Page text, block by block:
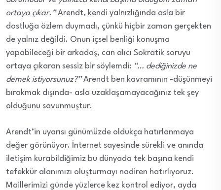
ortaya çıkar.”Arendt, kendi yalnızlığında asla bir
dostluğa özlem duymadı, çünkü hiçbir zaman gerçekten
de yalnız değildi. Onun içsel benliği konuşma
yapabileceği bir arkadaş, can alıcı Sokratik soruyu
ortaya çıkaran sessiz bir söylemdi: “… dediğinizde ne
demek istiyorsunuz?”Arendt ben kavramının -düşünmeyi
bırakmak dışında- asla uzaklaşamayacağınız tek şey
olduğunu savunmuştur.
Arendt’in uyarısı günümüzde oldukça hatırlanmaya
değer görünüyor. İnternet sayesinde sürekli ve anında
iletişim kurabildiğimiz bu dünyada tek başına kendi
tefekkür alanımızı oluşturmayı nadiren hatırlıyoruz.
Maillerimizi günde yüzlerce kez kontrol ediyor, ayda